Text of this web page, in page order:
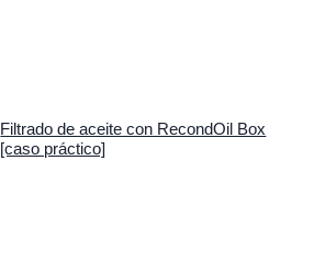
Filtrado de aceite con RecondOil Box
[caso práctico]